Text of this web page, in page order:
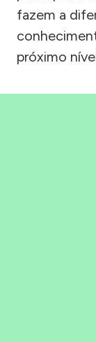
fazem a
próximo